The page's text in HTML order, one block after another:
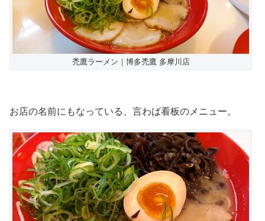
禿鷹ラーメン｜博多禿鷹 多摩川店
お店の名前にもなっている、言わば看板のメニュー。